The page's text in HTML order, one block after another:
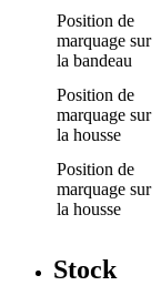
Position de
marquage sur
la bandeau
Position de
marquage sur
la housse
Position de
marquage sur
la housse
Stock